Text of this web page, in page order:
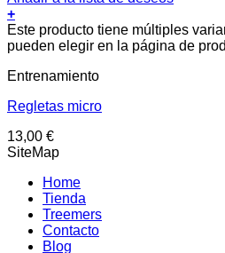
+
Este producto tiene múltiples
pueden elegir en la página de
Entrenamiento
Regletas micro
13,00 €
SiteMap
Home
Tienda
Treemers
Contacto
Blog